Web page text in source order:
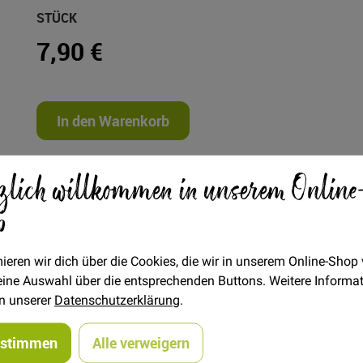
willkommen in unserem
wir dich über die Cookies, die wir in unserem Online-Shop
Auswahl über die entsprechenden Buttons. Weitere
unsererDatenschutzerklärung.
Alle verweigern
7,90 €
STÜCK
In den Warenkorb
Selberdrucken im A4- und Originalformat
JOHN ist eine bequeme Pants, die jede Menge Spielraum für